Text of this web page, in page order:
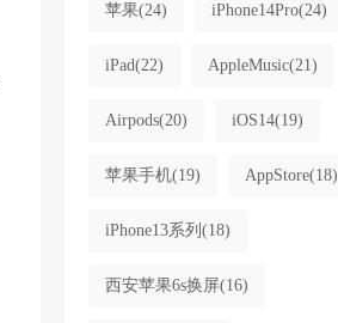
苹果(24) iPhone14Pro(24)
iPad(22) AppleMusic(21)
Airpods(20) iOS14(19)
苹果手机(19) AppStore(18)
iPhone13系列 (18)
西安苹果6s换屏(16)